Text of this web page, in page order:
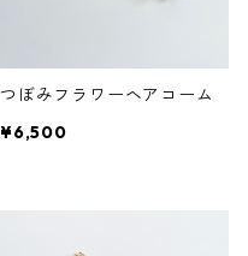
つぼみフラワーヘアコーム
¥6,500